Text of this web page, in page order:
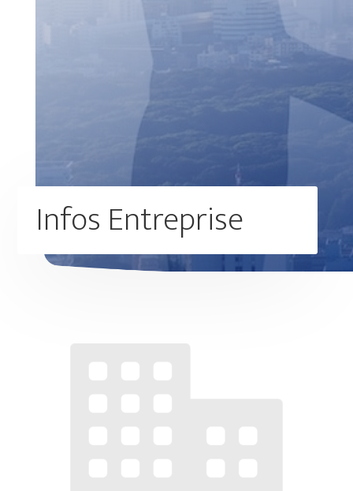
Infos Entreprise